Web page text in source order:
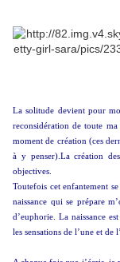
La solitude devient pour
reconsidération de toute
moment de création (ces
à y penser).La création
objectives.
Toutefois cet enfantement
naissance qui se prépare
d’euphorie. La naissance
les sensations de l’une et de